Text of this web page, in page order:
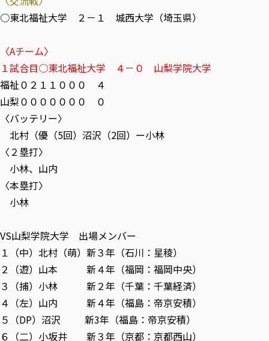
○東北福祉大学 ２－１ 城西大学（埼玉県）
〈Aチーム〉
１試合目○東北福祉大学 ４－０ 山梨学院大学
福祉０２１１０００ ４
山梨０００００００ ０
〈バッテリー〉
北村（優（5回）沼沢（2回）ー小林
〈２塁打〉
小林、山内
〈本塁打〉
小林
VS山梨学院大学 出場メンバー
１（中）北村（萌）新３年（石川：星稜）
２（遊）山本 新４年（福岡：福岡中央）
３（捕）小林 新２年（千葉：千葉経済）
４（左）山内 新４年（福島：帝京安積）
５（DP）沼沢 新3年（福島：帝京安積）
６（二）小坂井 新３年（京都：京都西山）